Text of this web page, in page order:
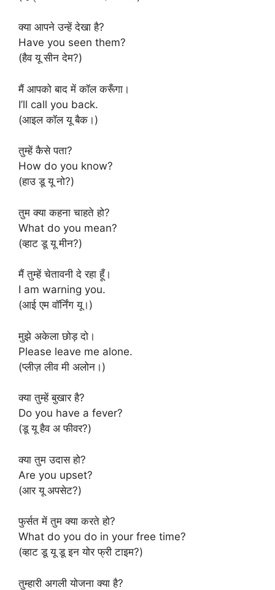
क्या आपने उन्हें देखा है?
Have you seen them?
(हैव यू सीन देम?)
मैं आपको बाद में कॉल करूँगा।
I’ll call you back.
(आइल कॉल यू बैक।)
तुम्हें कैसे पता?
How do you know?
(हाउ डू यू नो?)
तुम क्या कहना चाहते हो?
What do you mean?
(व्हाट डू यू मीन?)
मैं तुम्हें चेतावनी दे रहा हूँ।
I am warning you.
(आई एम वॉर्निंग यू।)
मुझे अकेला छोड़ दो।
Please leave me alone.
(प्लीज़ लीव मी अलोन।)
क्या तुम्हें बुखार है?
Do you have a fever?
(डू यू हैव अ फीवर?)
क्या तुम उदास हो?
Are you upset?
(आर यू अपसेट?)
फुर्सत में तुम क्या करते हो?
What do you do in your free time?
(व्हाट डू यू डू इन योर फ्री टाइम?)
तुम्हारी अगली योजना क्या है?